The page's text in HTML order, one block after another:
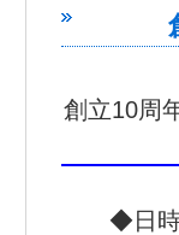
創立10周
◆日時